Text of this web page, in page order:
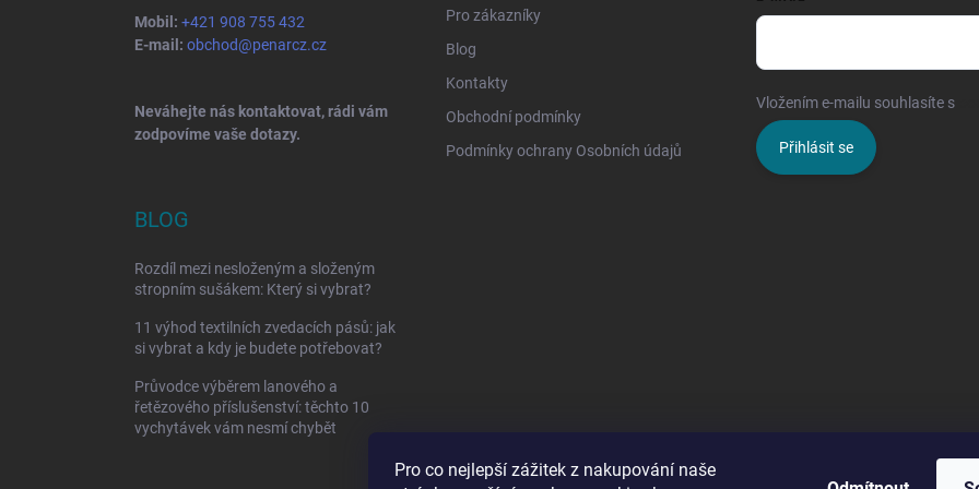
Pro co nejlepší zážitek z nakupování naše
Mobil: +421 908 755 432
E-mail: obchod@penarcz.cz
Neváhejte nás kontaktovat, rádi vám
zodpovíme vaše dotazy.
Pro zákazníky
Blog
Kontakty
Obchodní podmínky
Podmínky ochrany Osobních údajů
Vložením e-mailu souhlasíte s
Přihlásit se
BLOG
Rozdíl mezi nesloženým a složeným
stropním sušákem: Který si vybrat?
11 výhod textilních zvedacích pásů: jak
si vybrat a kdy je budete potřebovat?
Průvodce výběrem lanového a
řetězového příslušenství: těchto 10
vychytávek vám nesmí chybět